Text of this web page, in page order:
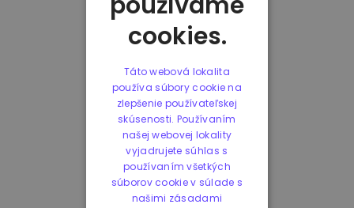
cookies.
Táto webová lokalita
používa súbory cookie na
zlepšenie používateľskej
skúsenosti. Používaním
našej webovej lokality
vyjadrujete súhlas s
používaním všetkých
súborov cookie v súlade s
našimi zásadami